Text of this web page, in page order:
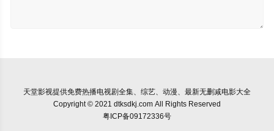
天堂影视提供免费热播电视剧全集、综艺、动漫、最新无删减电影大全
Copyright © 2021 dtksdkj.com All Rights Reserved
粤ICP备09172336号